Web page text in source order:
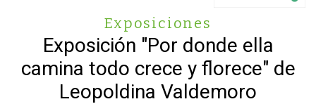
Exposiciones
Exposición "Por donde ella
camina todo crece y florece" de
Leopoldina Valdemoro